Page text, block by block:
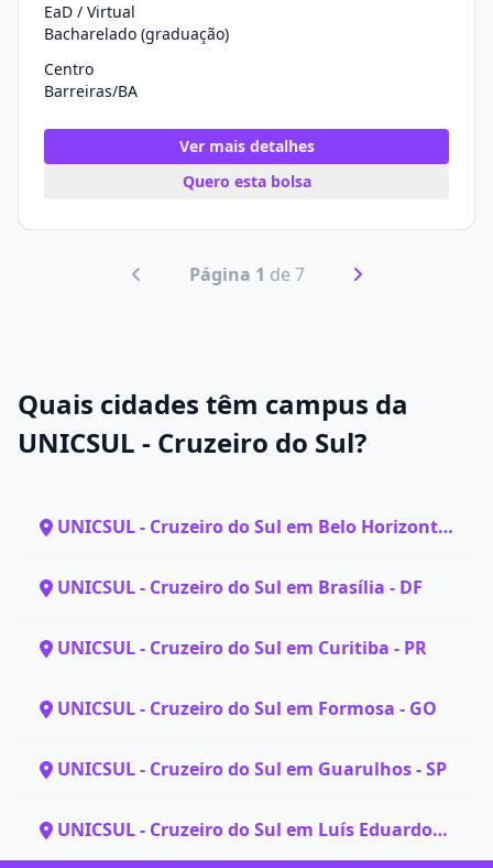
EaD / Virtual
Bacharelado (graduação)
Centro
Barreiras/BA
Ver mais detalhes
Quero esta bolsa
Página 1 de 7
Quais cidades têm campus da
UNICSUL - Cruzeiro do Sul?
UNICSUL - Cruzeiro do Sul em Belo Horizonte -
UNICSUL - Cruzeiro do Sul em Brasília - DF
UNICSUL - Cruzeiro do Sul em Curitiba - PR
UNICSUL - Cruzeiro do Sul em Formosa - GO
UNICSUL - Cruzeiro do Sul em Guarulhos - SP
UNICSUL - Cruzeiro do Sul em Luís Eduardo
Magalhães - BA